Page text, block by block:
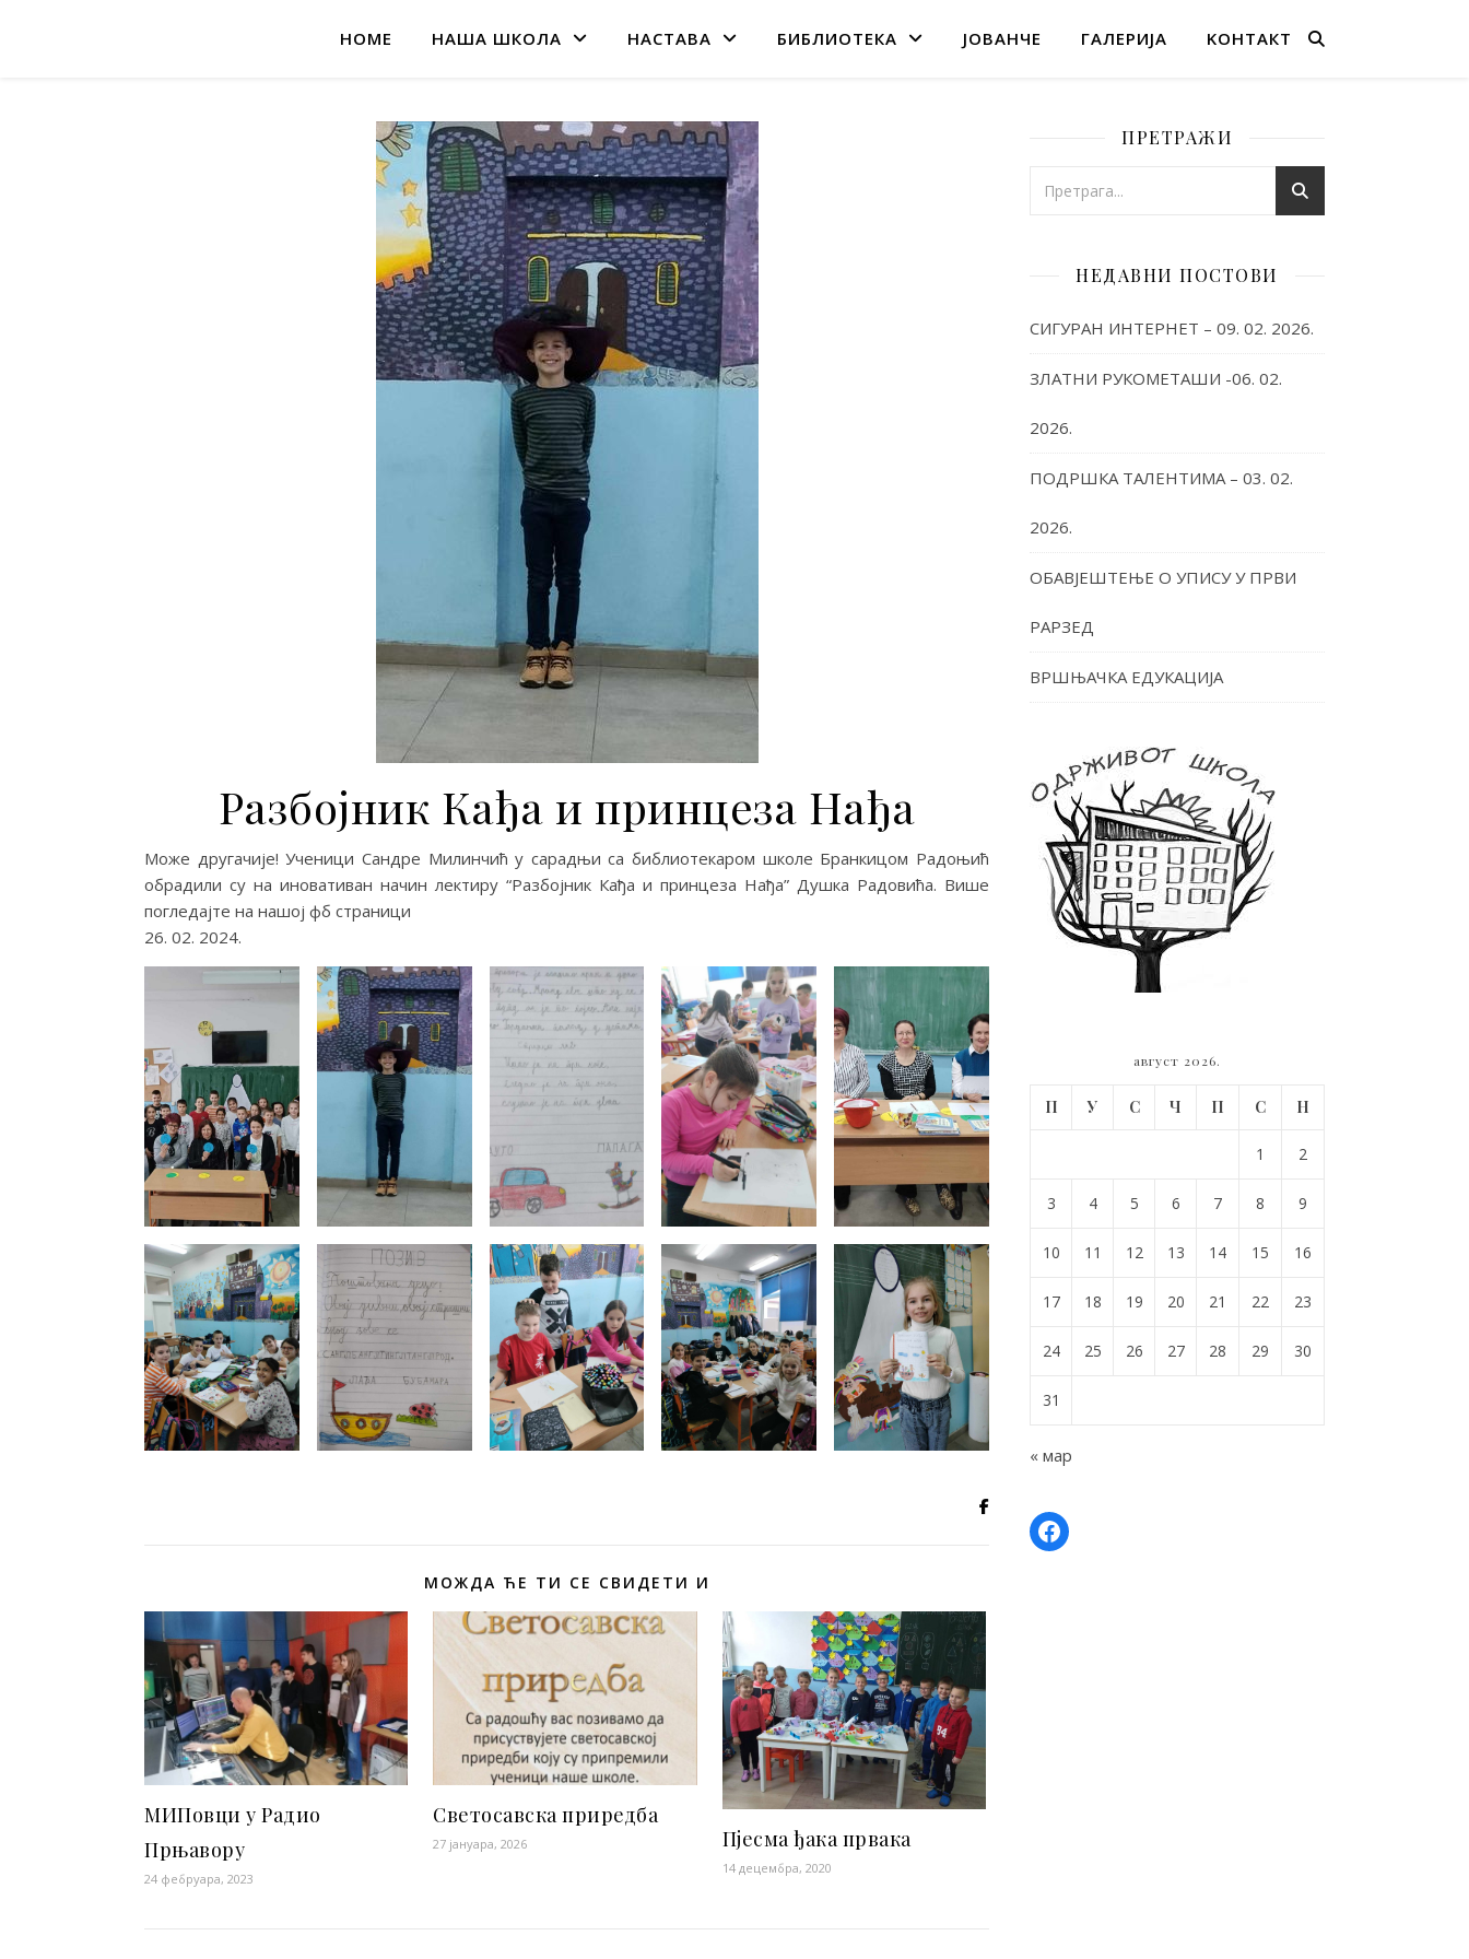
HOME НАША ШКОЛА НАСТАВА БИБЛИОТЕКА ЈОВАНЧЕ ГАЛЕРИЈА KОНТАКТ
Разбојник Кађа и принцеза Нађа
Може другачије! Ученици Сандре Милинчић у сарадњи са библиотекаром школе Бранкицом Радоњић
обрадили су на иновативан начин лектиру “Разбојник Кађа и принцеза Нађа” Душка Радовића. Више
погледајте на нашој фб страници
26. 02. 2024.
МОЖДА ЋЕ ТИ СЕ СВИДЕТИ И
МИПовци у Радио
Прњавору
24 фебруара, 2023
Светосавска приредба
27 јануара, 2026 Пјесма ђака првака
14 децембра, 2020
ПРЕТРАЖИ
НЕДАВНИ ПОСТОВИ
СИГУРАН ИНТЕРНЕТ – 09. 02. 2026.
ЗЛАТНИ РУКОМЕТАШИ -06. 02.
2026.
ПОДРШКА ТАЛЕНТИМА – 03. 02.
2026.
ОБАВЈЕШТЕЊЕ О УПИСУ У ПРВИ
РАРЗЕД
ВРШЊАЧКА ЕДУКАЦИЈА
август 2026.
П У С Ч П С Н
1 2
3 4 5 6 7 8 9
10 11 12 13 14 15 16
17 18 19 20 21 22 23
24 25 26 27 28 29 30
31
« мар